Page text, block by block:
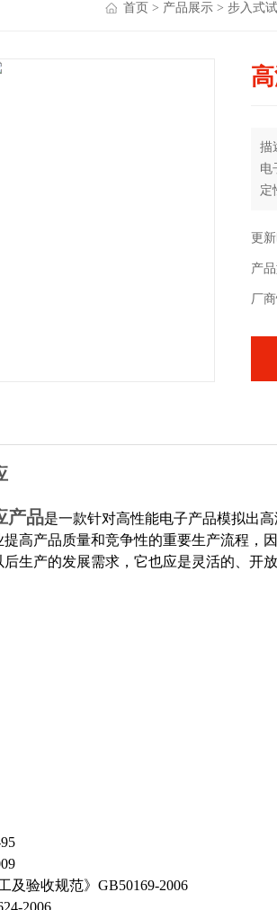
首页 > 产品展示 > 步入式
描
电
定
的
展
更
产品
厂
产品是一款针对高性能电子产品模拟出
高产品质量和竞争性的重要生产流程，
生产的发展需求，它也应是灵活的、开
及验收规范》GB50169-2006
2006